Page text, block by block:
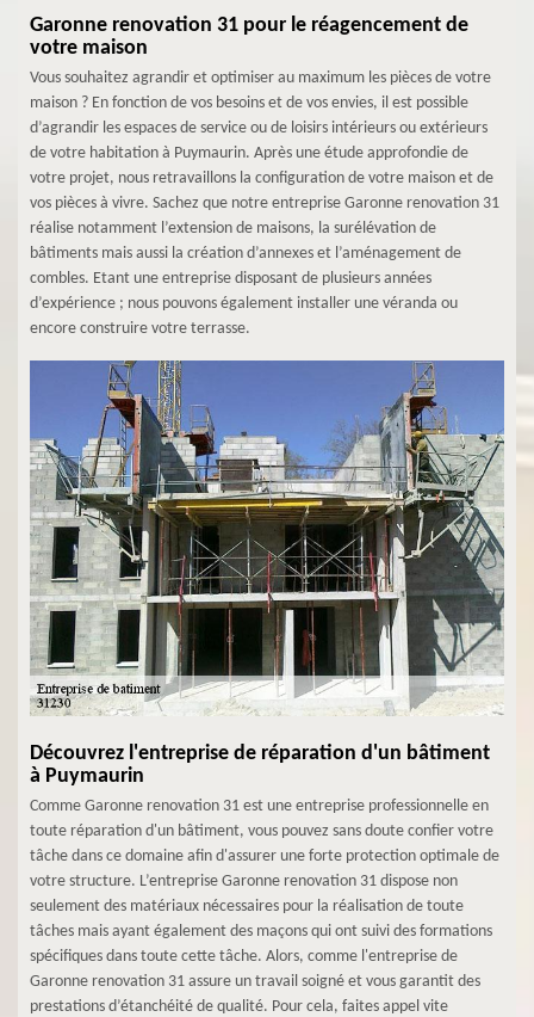
Garonne renovation 31 pour le réagencement de
votre maison
Vous souhaitez agrandir et optimiser au maximum les pièces de votre
maison ? En fonction de vos besoins et de vos envies, il est possible
d’agrandir les espaces de service ou de loisirs intérieurs ou extérieurs
de votre habitation à Puymaurin. Après une étude approfondie de
votre projet, nous retravaillons la configuration de votre maison et de
vos pièces à vivre. Sachez que notre entreprise Garonne renovation 31
réalise notamment l’extension de maisons, la surélévation de
bâtiments mais aussi la création d’annexes et l’aménagement de
combles. Etant une entreprise disposant de plusieurs années
d’expérience ; nous pouvons également installer une véranda ou
encore construire votre terrasse.
Découvrez l'entreprise de réparation d'un bâtiment
à Puymaurin
Comme Garonne renovation 31 est une entreprise professionnelle en
toute réparation d'un bâtiment, vous pouvez sans doute confier votre
tâche dans ce domaine afin d'assurer une forte protection optimale de
votre structure. L’entreprise Garonne renovation 31 dispose non
seulement des matériaux nécessaires pour la réalisation de toute
tâches mais ayant également des maçons qui ont suivi des formations
spécifiques dans toute cette tâche. Alors, comme l'entreprise de
Garonne renovation 31 assure un travail soigné et vous garantit des
prestations d’étanchéité de qualité. Pour cela, faites appel vite